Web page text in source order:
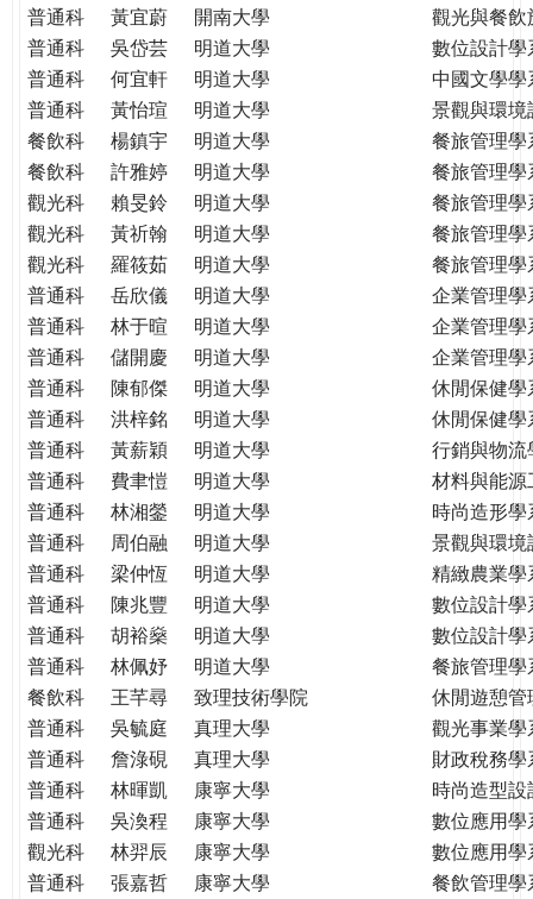
普通科
黃宜蔚 開南大學
觀光與餐飲
普通科
吳岱芸 明道大學
數位設計學
普通科
何宜軒 明道大學
中國文學學
普通科
黃怡瑄 明道大學
景觀與環境
餐飲科
楊鎮宇 明道大學
餐旅管理學
餐飲科
許雅婷 明道大學
餐旅管理學
觀光科
賴旻鈴 明道大學
餐旅管理學
觀光科
黃祈翰 明道大學
餐旅管理學
觀光科
羅筱茹 明道大學
餐旅管理學
普通科
岳欣儀 明道大學
企業管理學
普通科
林于暄 明道大學
企業管理學
普通科
儲開慶 明道大學
企業管理學
普通科
陳郁傑 明道大學
休閒保健學
普通科
洪梓銘 明道大學
休閒保健學
普通科
黃薪穎 明道大學
行銷與物流
普通科
費聿愷 明道大學
材料與能源
普通科
林湘鎣 明道大學
時尚造形學
普通科
周伯融 明道大學
景觀與環
普通科
梁仲恆 明道大學
精緻農業學
普通科
陳兆豐 明道大學
數位設計
普通科
胡裕燊 明道大學
數位設計
普通科
林佩妤 明道大學
餐旅管理學
餐飲科
王芊尋 致理技術學院
休閒遊憩管
普通科
吳毓庭 真理大學
觀光事業學
普通科
詹淥硯 真理大學
財政稅務
普通科
林暉凱 康寧大學
時尚造型設
普通科
吳渙程 康寧大學
數位應用學
觀光科
林羿辰 康寧大學
數位應用學
普通科
張嘉哲 康寧大學
餐飲管理學